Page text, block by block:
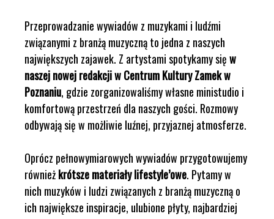
Przeprowadzanie wywiadów z muzykami i ludźmi
związanymi z branżą muzyczną to jedna z naszych
największych zajawek. Z artystami spotykamy sięw
naszej nowej redakcji w Centrum Kultury Zamek w
Poznaniu, gdzie zorganizowaliśmy własne ministudio i
komfortową przestrzeń dla naszych gości. Rozmowy
odbywają się w możliwie luźnej, przyjaznej atmosferze.
Oprócz pełnowymiarowych wywiadów przygotowujemy
równieżkrótsze materiały lifestyle’owe. Pytamy w
nich muzyków i ludzi związanych z branżą muzyczną o
ich największe inspiracje, ulubione płyty, najbardziej